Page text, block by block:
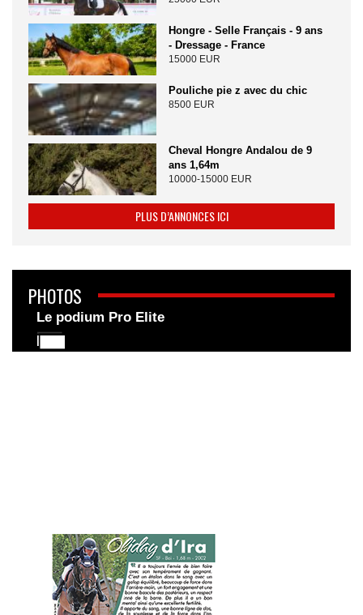
Hongre - Selle Français - 9 ans
- Dressage - France
15000 EUR
Pouliche pie z avec du chic
8500 EUR
Cheval Hongre Andalou de 9
ans 1,64m
10000-15000 EUR
PLUS D’ANNONCES ICI
PHOTOS
Le podium Pro Elite